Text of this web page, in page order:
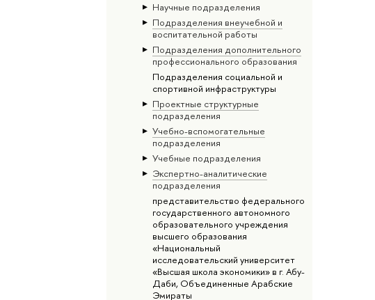
Научные подразделения
Подразделения внеучебной и
воспитательной работы
Подразделения дополнительного
профессионального образования
Подразделения социальной и
спортивной инфраструктуры
Проектные структурные
подразделения
Учебно-вспомогательные
подразделения
Учебные подразделения
Экспертно-аналитические
подразделения
представительство федерального
государственного автономного
образовательного учреждения
высшего образования
«Национальный
исследовательский университет
«Высшая школа экономики» в г. Абу-
Даби, Объединенные Арабские
Эмираты